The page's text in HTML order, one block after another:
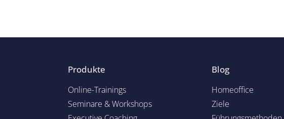
Produkte
Online-Trainings
Seminare & Workshops
Blog
Homeoffice
Ziele